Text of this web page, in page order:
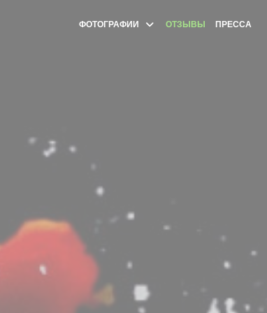
ФОТОГРАФИИ ОТЗЫВЫ ПРЕССА